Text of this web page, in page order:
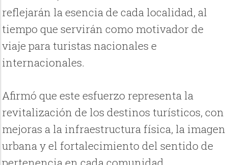
reflejarán la esencia de cada localidad, al
tiempo que servirán como motivador de
viaje para turistas nacionales e
internacionales.
Afirmó que este esfuerzo representa la
revitalización de los destinos turísticos, con
mejoras a la infraestructura física, la imagen
urbana y el fortalecimiento del sentido de